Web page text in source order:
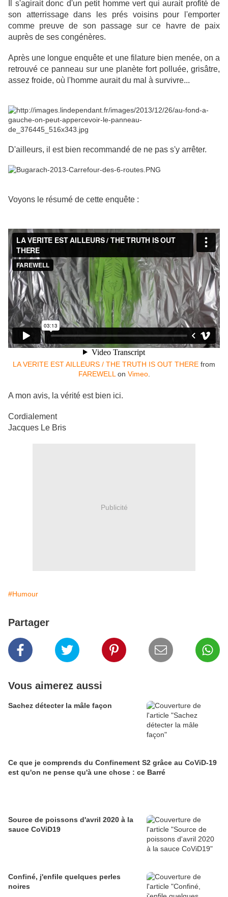
Il s'agirait donc d'un petit homme vert qui aurait profité de
son atterrissage dans les prés voisins pour l'emporter
comme preuve de son passage sur ce havre de paix
auprès de ses congénères.
Après une longue enquête et une filature bien menée, on a
retrouvé ce panneau sur une planète fort polluée, grisâtre,
assez froide, où l'homme aurait du mal à survivre...
D'ailleurs, il est bien recommandé de ne pas s'y arrêter.
Voyons le résumé de cette enquête :
LA VERITE EST AILLEURS / THE TRUTH IS OUT THERE from
FAREWELL on Vimeo.
A mon avis, la vérité est bien ici.
Cordialement
Jacques Le Bris
Publicité
#Humour
Partager
Vous aimerez aussi
Sachez détecter la mâle façon
Ce que je comprends du Confinement S2 grâce au CoViD-19
est qu'on ne pense qu'à une chose : ce Barré
Source de poissons d'avril 2020 à la
sauce CoViD19
Confiné, j'enfile quelques perles
noires